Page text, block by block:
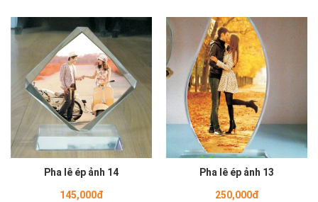
Pha lê ép ảnh 14
145,000đ
Pha lê ép ảnh 13
250,000đ